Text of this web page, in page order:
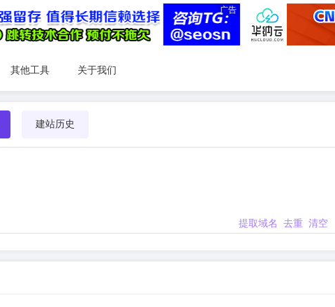
广告
其他工具 关于我们
建站历史
提取域名 去重 清空